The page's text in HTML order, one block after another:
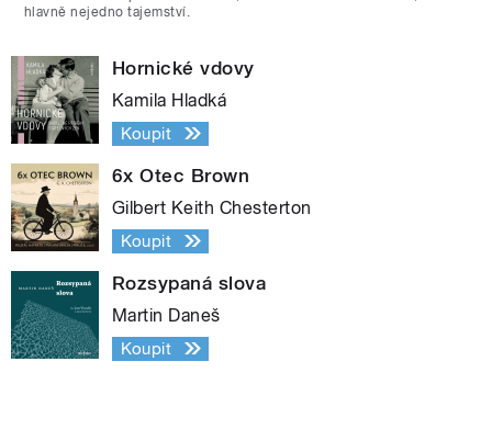
hlavně nejedno tajemství.
Hornické vdovy
Kamila Hladká
Koupit
6x Otec Brown
Gilbert Keith Chesterton
Koupit
Rozsypaná slova
Martin Daneš
Koupit